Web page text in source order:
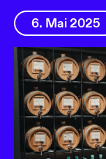
6. Mai 2025